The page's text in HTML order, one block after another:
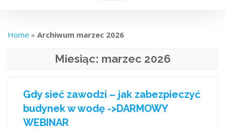
Home » Archiwum marzec 2026
Miesiąc: marzec 2026
Gdy sieć zawodzi – jak zabezpieczyć
budynek w wodę ->DARMOWY
WEBINAR